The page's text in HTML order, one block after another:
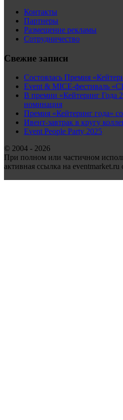
Контакты
Партнеры
Размещение рекламы
Сотрудничество
Свежие записи
Состоялась Премия
Event & MICE-фестиваль
В премии «Кейтеринг Года
номинация
Премия «Кейтеринг года»
Ивент-завтрак в кругу
Event People Party 2025
© 2004 - 2026
При полном или частичном
активная ссылка на eventmarket.ru